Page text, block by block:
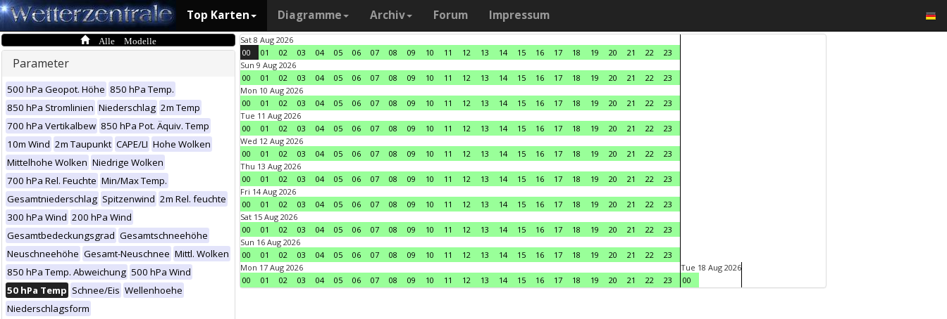
Top Karten Diagramme Archiv Forum Impressum
Alle Modelle
Parameter
500 hPa Geopot. Höhe 850 hPa Temp.
850 hPa Stromlinien Niederschlag 2m Temp
700 hPa Vertikalbew 850 hPa Pot. Äquiv. Temp
10m Wind 2m Taupunkt CAPE/LI Hohe Wolken
Mittelhohe Wolken Niedrige Wolken
700 hPa Rel. Feuchte Min/Max Temp.
Gesamtniederschlag Spitzenwind 2m Rel. feuchte
300 hPa Wind 200 hPa Wind
Gesamtbedeckungsgrad Gesamtschneehöhe
Neuschneehöhe Gesamt-Neuschnee Mittl. Wolken
850 hPa Temp. Abweichung 500 hPa Wind
50 hPa Temp Schnee/Eis Wellenhoehe
Niederschlagsform
Sat 8 Aug 2026
00
01 02 03 04 05 06 07 08 09 10 11 12 13 14 15 16 17 18 19 20 21 22
23
Sun 9 Aug 2026
00
01 02 03 04 05 06 07 08 09 10 11 12 13 14 15 16 17 18 19 20 21 22
23
Mon 10 Aug 2026
00
01 02 03 04 05 06 07 08 09 10 11 12 13 14 15 16 17 18 19 20 21 22
23
Tue 11 Aug 2026
00
01 02 03 04 05 06 07 08 09 10 11 12 13 14 15 16 17 18 19 20 21 22
23
Wed 12 Aug 2026
00
01 02 03 04 05 06 07 08 09 10 11 12 13 14 15 16 17 18 19 20 21 22
23
Thu 13 Aug 2026
00
01 02 03 04 05 06 07 08 09 10 11 12 13 14 15 16 17 18 19 20 21 22
23
Fri 14 Aug 2026
00
01 02 03 04 05 06 07 08 09 10 11 12 13 14 15 16 17 18 19 20 21 22
23
Sat 15 Aug 2026
00
01 02 03 04 05 06 07 08 09 10 11 12 13 14 15 16 17 18 19 20 21 22
23
Sun 16 Aug 2026
00
01 02 03 04 05 06 07 08 09 10 11 12 13 14 15 16 17 18 19 20 21 22
23
Mon 17 Aug 2026
00
01 02 03 04 05 06 07 08 09 10 11 12 13 14 15 16 17 18 19 20 21 22 23
Tue 18 Aug 2026
00